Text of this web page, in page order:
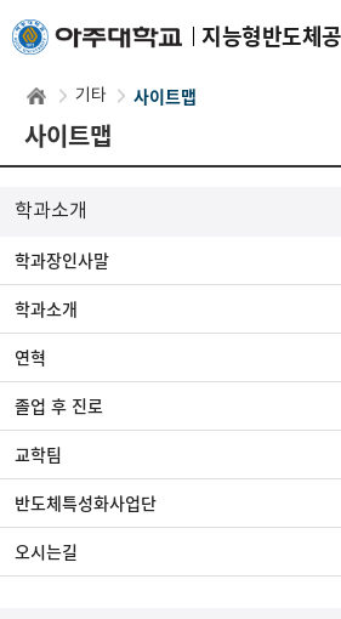
지능형반도체
기타 사이트맵
사이트맵
학과소개
학과장인사말
학과소개
연혁
졸업 후 진로
교학팀
반도체특성화사업단
오시는길